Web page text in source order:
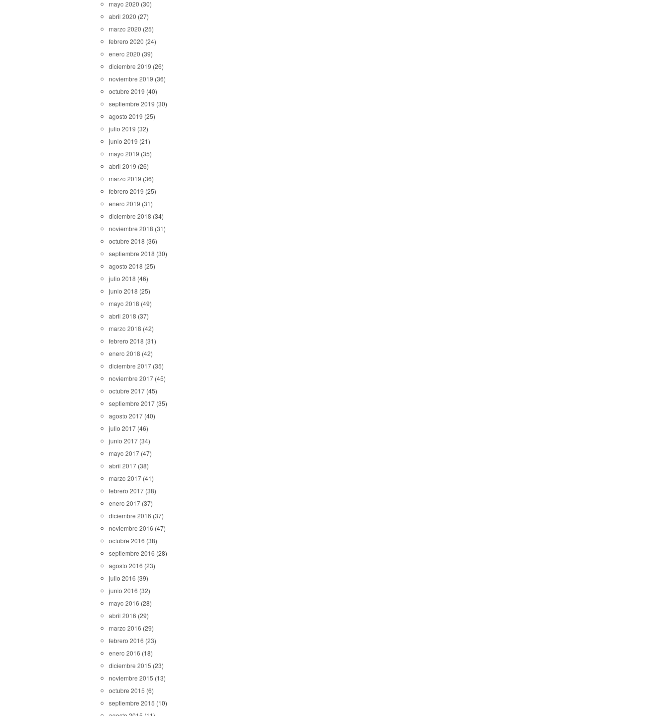
mayo 2020 (30)
abril 2020 (27)
marzo 2020 (25)
febrero 2020 (24)
enero 2020 (39)
diciembre 2019 (26)
noviembre 2019 (36)
octubre 2019 (40)
septiembre 2019 (30)
agosto 2019 (25)
julio 2019 (32)
junio 2019 (21)
mayo 2019 (35)
abril 2019 (26)
marzo 2019 (36)
febrero 2019 (25)
enero 2019 (31)
diciembre 2018 (34)
noviembre 2018 (31)
octubre 2018 (36)
septiembre 2018 (30)
agosto 2018 (25)
julio 2018 (46)
junio 2018 (25)
mayo 2018 (49)
abril 2018 (37)
marzo 2018 (42)
febrero 2018 (31)
enero 2018 (42)
diciembre 2017 (35)
noviembre 2017 (45)
octubre 2017 (45)
septiembre 2017 (35)
agosto 2017 (40)
julio 2017 (46)
junio 2017 (34)
mayo 2017 (47)
abril 2017 (38)
marzo 2017 (41)
febrero 2017 (38)
enero 2017 (37)
diciembre 2016 (37)
noviembre 2016 (47)
octubre 2016 (38)
septiembre 2016 (28)
agosto 2016 (23)
julio 2016 (39)
junio 2016 (32)
mayo 2016 (28)
abril 2016 (29)
marzo 2016 (29)
febrero 2016 (23)
enero 2016 (18)
diciembre 2015 (23)
noviembre 2015 (13)
octubre 2015 (6)
septiembre 2015 (10)